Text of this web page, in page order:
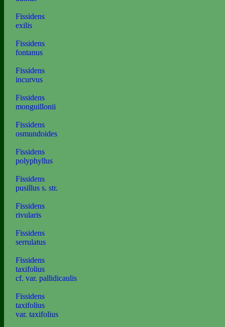
Fissidens
exilis
Fissidens
fontanus
Fissidens
incurvus
Fissidens
monguillonii
Fissidens
osmundoides
Fissidens
polyphyllus
Fissidens
pusillus s. str.
Fissidens
rivularis
Fissidens
serrulatus
Fissidens
taxifolius
cf. var. pallidicaulis
Fissidens
taxifolius
var. taxifolius